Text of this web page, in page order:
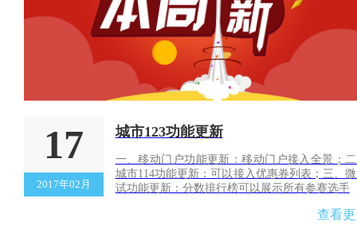
17
2017年02月
城市123功能更新
一、移动门户功能更新：移动门户接入全景；
城市114功能更新：可以接入优惠券列表；三、
试功能更新：分数排行榜可以展示所有参赛选手
查看